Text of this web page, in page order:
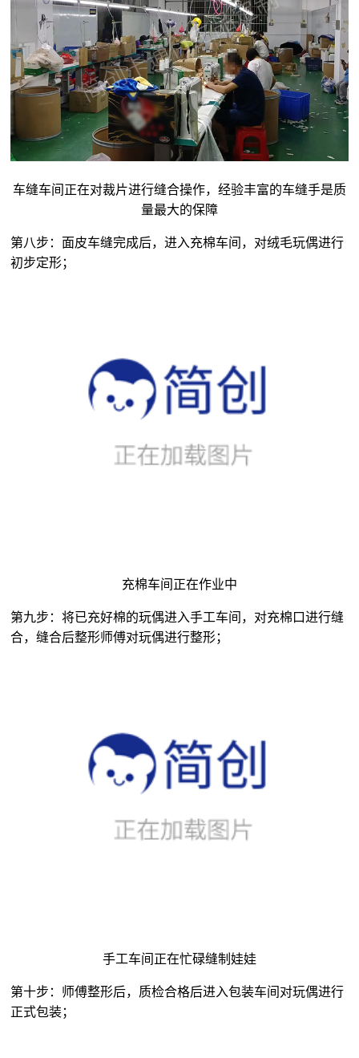
车缝车间正在对裁片进行缝合操作，经验丰富的车缝手是质
量最大的保障
第八步：面皮车缝完成后，进入充棉车间，对绒毛玩偶进行
初步定形；
合，缝合后整形师傅对玩偶进行整形；